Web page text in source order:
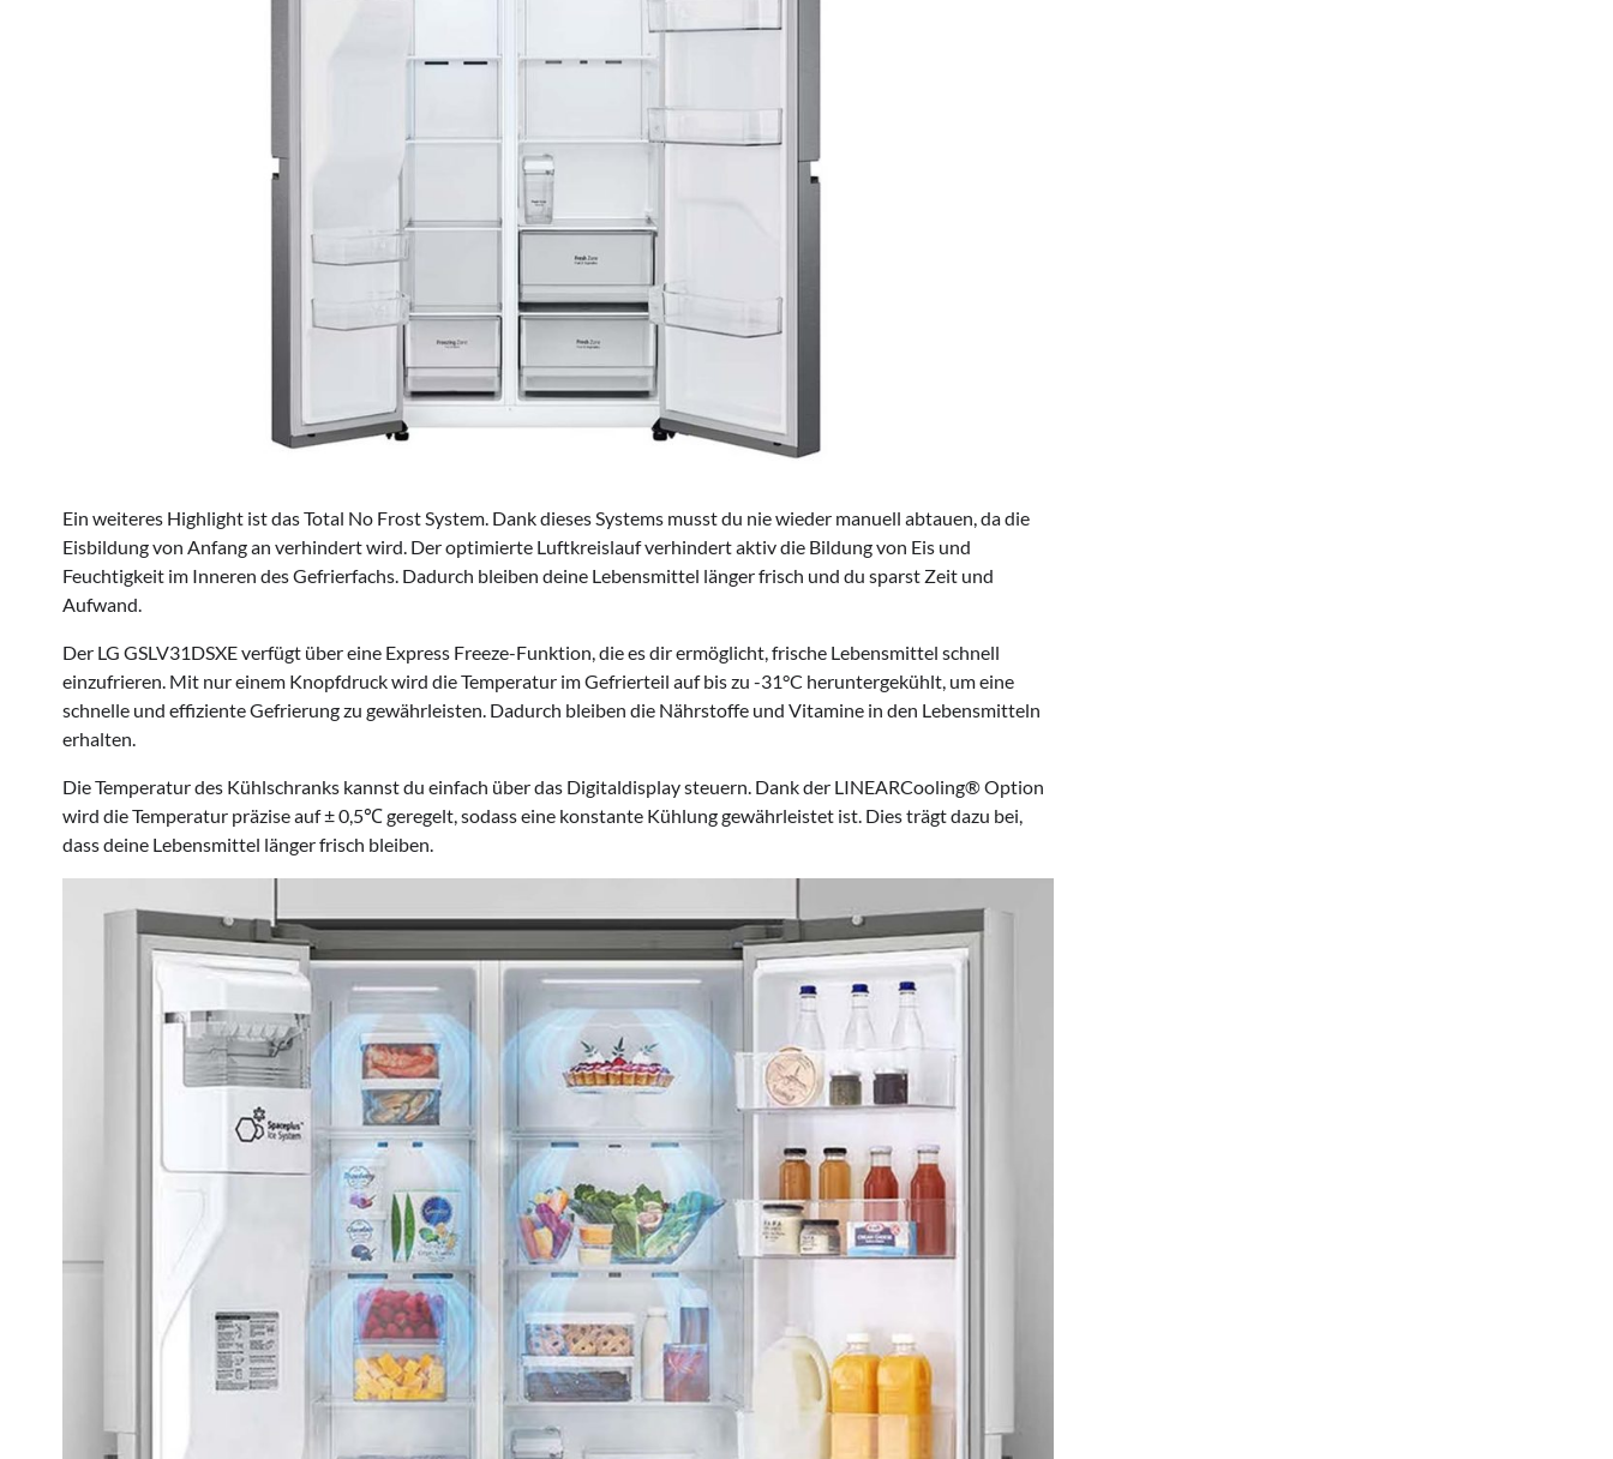
Ein weiteres Highlight ist das Total No Frost System. Dank dieses Systems musst du nie wieder manuell abtauen, da die
Eisbildung von Anfang an verhindert wird. Der optimierte Luftkreislauf verhindert aktiv die Bildung von Eis und
Feuchtigkeit im Inneren des Gefrierfachs. Dadurch bleiben deine Lebensmittel länger frisch und du sparst Zeit und
Aufwand.
Der LG GSLV31DSXE verfügt über eine Express Freeze-Funktion, die es dir ermöglicht, frische Lebensmittel schnell
einzufrieren. Mit nur einem Knopfdruck wird die Temperatur im Gefrierteil auf bis zu -31°C heruntergekühlt, um eine
schnelle und effiziente Gefrierung zu gewährleisten. Dadurch bleiben die Nährstoffe und Vitamine in den Lebensmitteln
erhalten.
Die Temperatur des Kühlschranks kannst du einfach über das Digitaldisplay steuern. Dank der LINEARCooling® Option
wird die Temperatur präzise auf ± 0,5℃ geregelt, sodass eine konstante Kühlung gewährleistet ist. Dies trägt dazu bei,
dass deine Lebensmittel länger frisch bleiben.